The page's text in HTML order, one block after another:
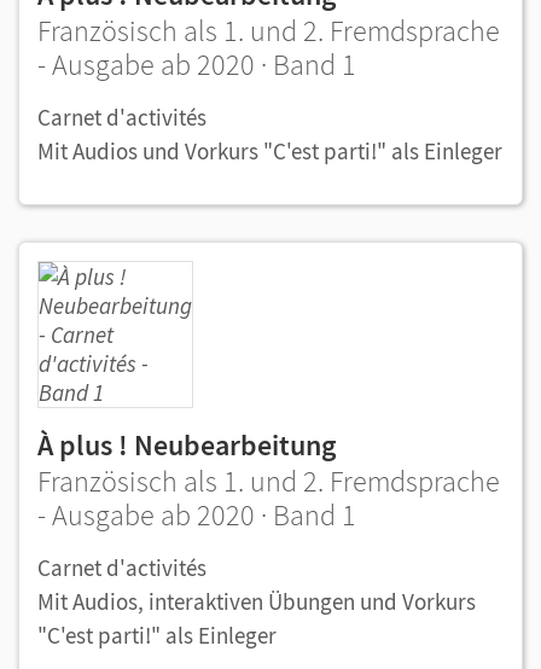
Französisch als 1. und 2. Fremdsprache
- Ausgabe ab 2020 · Band 1
Carnet d'activités
Mit Audios und Vorkurs "C'est parti!" als Einleger
À plus ! Neubearbeitung
Französisch als 1. und 2. Fremdsprache
- Ausgabe ab 2020 · Band 1
Carnet d'activités
Mit Audios, interaktiven Übungen und Vorkurs
"C'est parti!" als Einleger